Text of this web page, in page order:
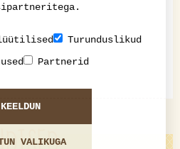
Turunduslikud
Partnerid
KEELDUN
VALIKUGA